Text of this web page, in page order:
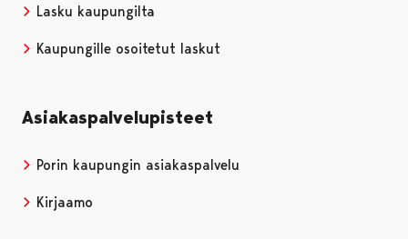
Lasku kaupungilta
Kaupungille osoitetut laskut
Asiakaspalvelupisteet
Porin kaupungin asiakaspalvelu
Kirjaamo